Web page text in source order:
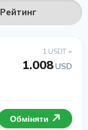
Рейтинг
1 USDT =
1.008USD
Обміняти